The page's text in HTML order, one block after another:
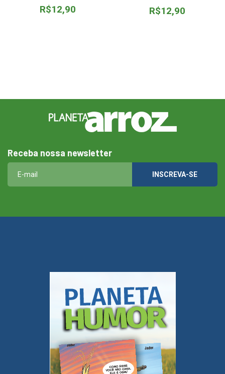
R$12,90 R$12,90
Receba nossa newsletter